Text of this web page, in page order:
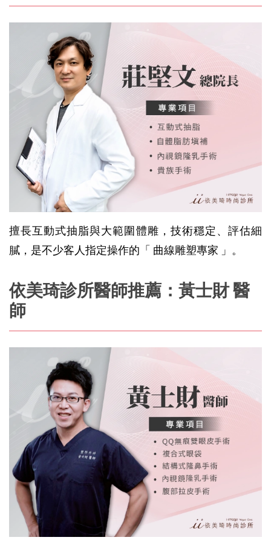
擅長互動式抽脂與大範圍體雕，技術穩定、評估細
膩，是不少客人指定操作的「 曲線雕塑專家 」。
依美琦診所醫師推薦：黃士財 醫
師